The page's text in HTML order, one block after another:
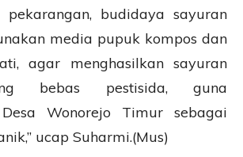
pekarangan, budidaya sayuran
media pupuk kompos dan
agar menghasilkan sayuran
bebas pestisida, guna
Wonorejo Timur sebagai
ucap Suharmi.(Mus)